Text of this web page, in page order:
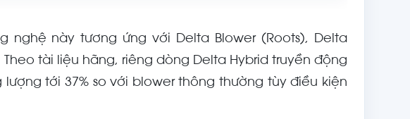
nghệ này tương ứng với Delta Blower (Roots), Delta
tài liệu hãng, riêng dòng Delta Hybrid truyền động
tới 37% so với blower thông thường tùy điều kiện